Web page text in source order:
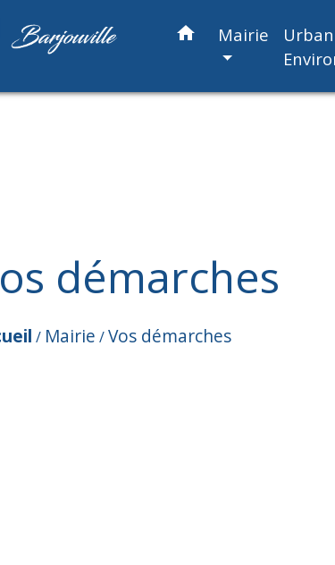
home Mairie
démarches
/ Mairie /Vos démarches